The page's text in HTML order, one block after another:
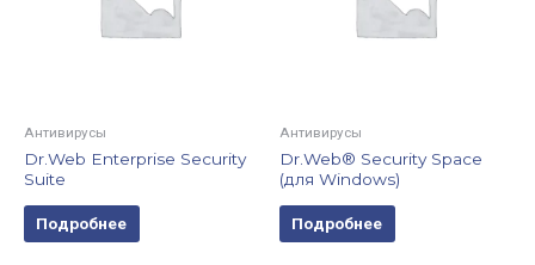
Антивирусы
Dr.Web Enterprise Security
Suite
Подробнее
Антивирусы
Dr.Web® Security Space
(для Windows)
Подробнее